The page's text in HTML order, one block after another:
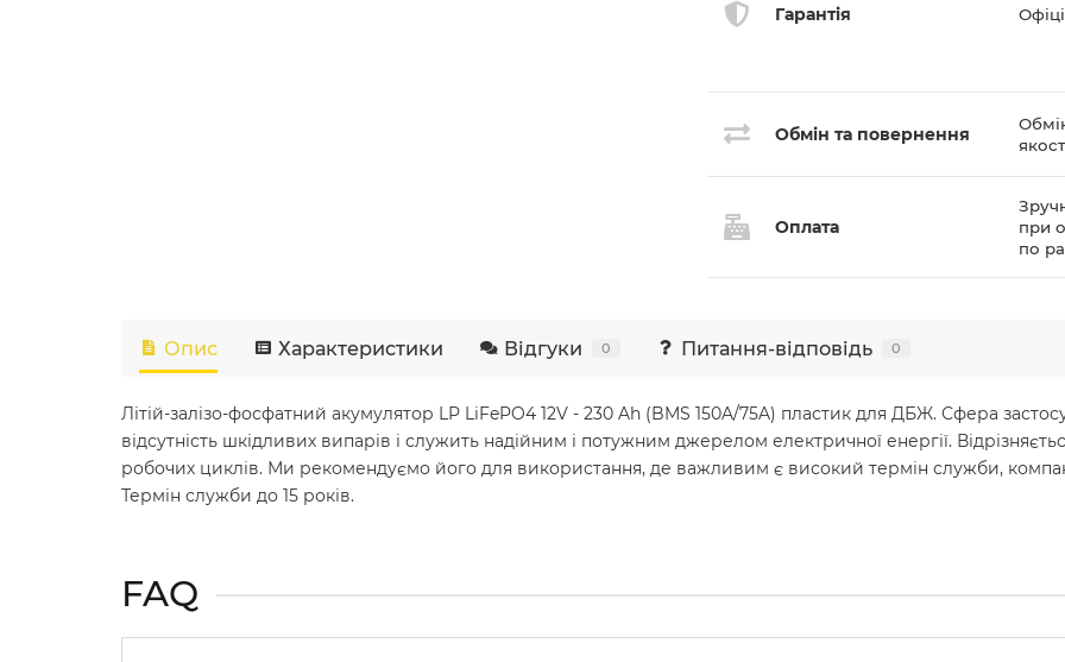
Гарантія
Обмін та повернення
Оплата
при
по
Опис Характеристики Відгуки 0 Питання-відповідь 0
Літій-залізо-фосфатний акумулятор LP LiFePO4 12V - 230 Ah (BMS 150A/75A) пластик для ДБЖ. Сфера
відсутність шкідливих випарів і служить надійним і потужним джерелом електричної енергії.
робочих циклів. Ми рекомендуємо його для використання, де важливим є високий термін служби,
Термін служби до 15 років.
FAQ